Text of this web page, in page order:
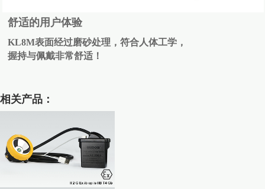
舒适的用户体验
KL8M表面经过磨砂处理，符合人体工学，
握持与佩戴非常舒适！
相关产品：